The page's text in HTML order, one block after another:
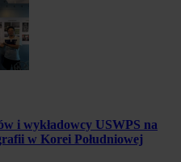
i wykładowcy USWPS na
w Korei Południowej